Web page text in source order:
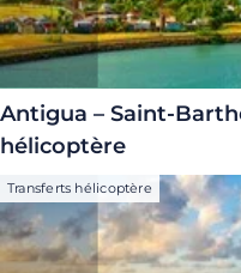
Antigua – Saint-
hélicoptère
Transferts hélicoptère